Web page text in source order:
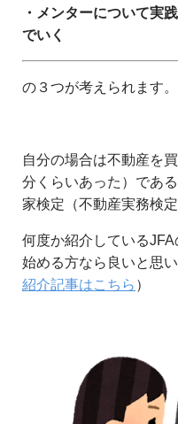
・メンターについて実
でいく
の３つが考えられます。
自分の場合は不動産を
分くらいあった）であ
家検定（不動産実務検
何度か紹介している
始める方なら良いと思
紹介記事はこちら ）